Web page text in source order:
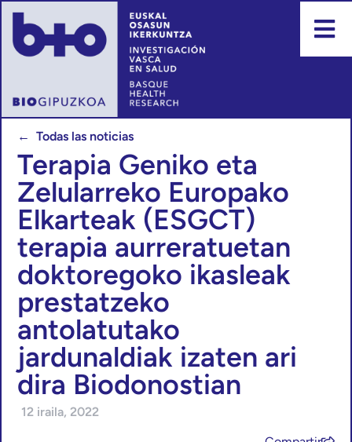
← Todas las noticias
Terapia Geniko eta
Zelularreko Europako
Elkarteak (ESGCT)
terapia aurreratuetan
doktoregoko ikasleak
prestatzeko
antolatutako
jardunaldiak izaten ari
dira Biodonostian
12 iraila, 2022